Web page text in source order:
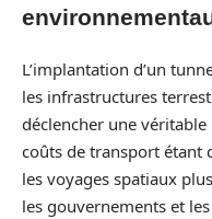
L’implantation d’un
les infrastructures
déclencher une véritable
coûts de transport étant
les voyages spatiaux
les gouvernements et